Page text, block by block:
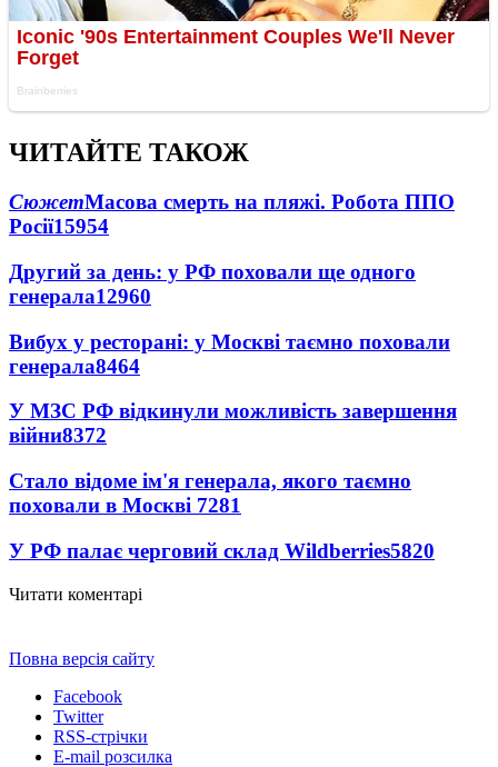
ЧИТАЙТЕ ТАКОЖ
СюжетМасова смерть на пляжі. Робота ППО
Росії15954
Другий за день: у РФ поховали ще одного
генерала12960
Вибух у ресторані: у Москві таємно поховали
генерала8464
У МЗС РФ відкинули можливість завершення
війни8372
Стало відоме ім'я генерала, якого таємно
поховали в Москві 7281
У РФ палає черговий склад Wildberries5820
Читати коментарі
Повна версія сайту
Facebook
Twitter
RSS-стрічки
E-mail розсилка